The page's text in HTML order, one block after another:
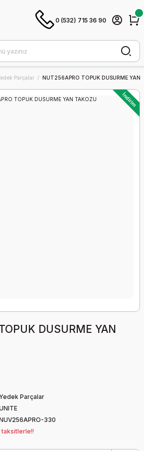
0 (532) 715 36 90
Parçalar NUT256APRO TOPUK DUSURME YAN
İndirim
DUSURME YAN
Parçalar
330